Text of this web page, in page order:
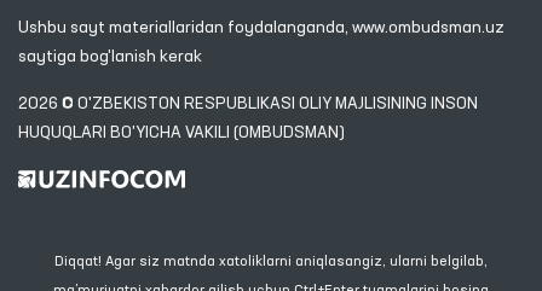
Ushbu sayt materiallaridan foydalanganda, www.ombudsman.uz
saytiga bog'lanish kerak
2026 © O'ZBEKISTON RESPUBLIKASI OLIY MAJLISINING INSON
HUQUQLARI BO'YICHA VAKILI (OMBUDSMAN)
Diqqat! Agar siz matnda xatoliklarni aniqlasangiz, ularni belgilab,